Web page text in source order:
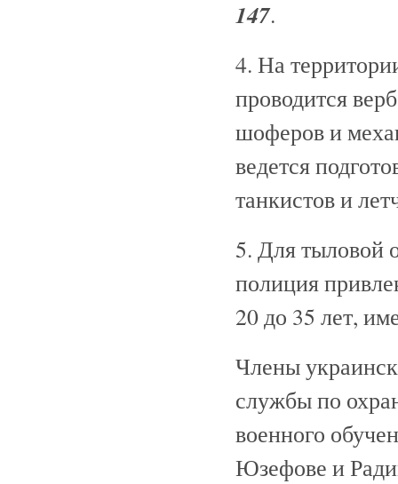
147.
4. На
проводится
шоферов и
ведется
танкистов и
5. Для тыловой
полиция
20 до 35 лет,
Члены
службы по
военного
Юзефове и